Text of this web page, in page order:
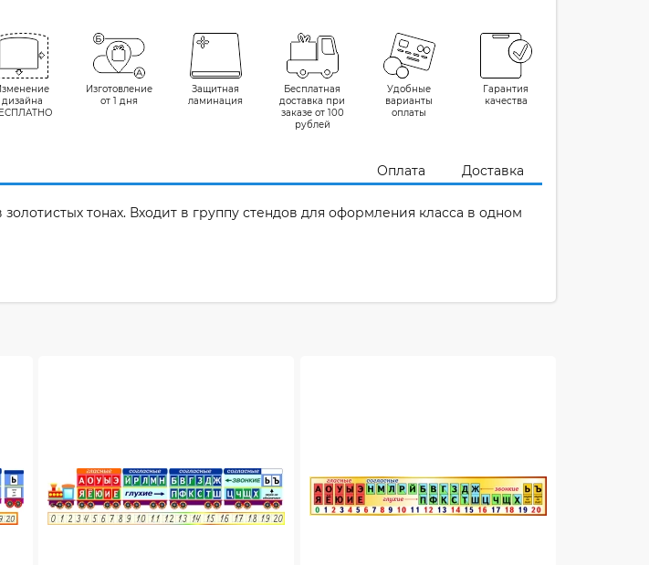
дизайна
Изготовление
от 1 дня
Защитная
ламинация
Бесплатная
доставка при
заказе от 100
рублей
Удобные
варианты
оплаты
Гарантия
качества
Оплата Доставка
тонах. Входит в группу стендов для оформления класса в одном